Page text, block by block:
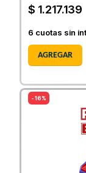
$ 1.217.139
6 cuotas sin
AGREGAR
- 16%